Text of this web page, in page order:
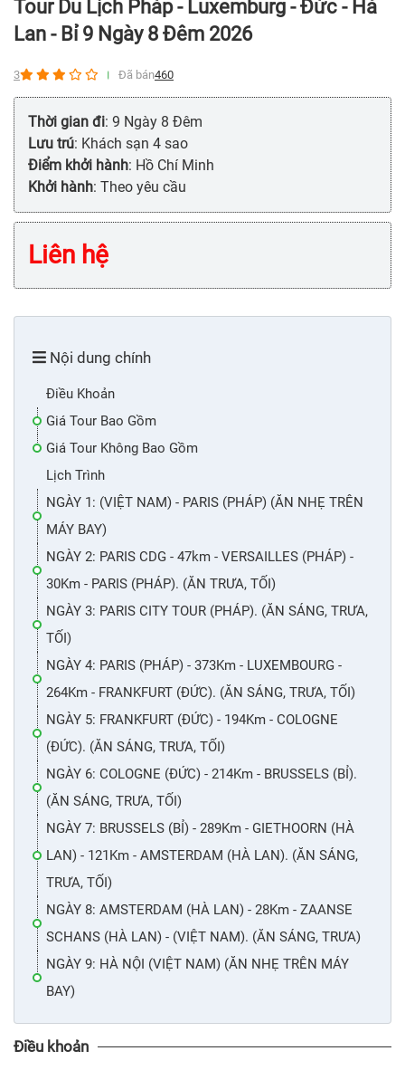
Tour Du Lịch Pháp - Luxemburg - Đức - Hà
Lan - Bỉ 9 Ngày 8 Đêm 2026
3 Đã bán460
Thời gian đi: 9 Ngày 8 Đêm
Lưu trú: Khách sạn 4 sao
Điểm khởi hành: Hồ Chí Minh
Khởi hành: Theo yêu cầu
Liên hệ
Nội dung chính
Điều Khoản
Giá Tour Bao Gồm
Giá Tour Không Bao Gồm
Lịch Trình
NGÀY 1: (VIỆT NAM) - PARIS (PHÁP) (ĂN NHẸ TRÊN
MÁY BAY)
NGÀY 2: PARIS CDG - 47km - VERSAILLES (PHÁP) -
30Km - PARIS (PHÁP). (ĂN TRƯA, TỐI)
NGÀY 3: PARIS CITY TOUR (PHÁP). (ĂN SÁNG, TRƯA,
TỐI)
NGÀY 4: PARIS (PHÁP) - 373Km - LUXEMBOURG -
264Km - FRANKFURT (ĐỨC). (ĂN SÁNG, TRƯA, TỐI)
NGÀY 5: FRANKFURT (ĐỨC) - 194Km - COLOGNE
(ĐỨC). (ĂN SÁNG, TRƯA, TỐI)
NGÀY 6: COLOGNE (ĐỨC) - 214Km - BRUSSELS (BỈ).
(ĂN SÁNG, TRƯA, TỐI)
NGÀY 7: BRUSSELS (BỈ) - 289Km - GIETHOORN (HÀ
LAN) - 121Km - AMSTERDAM (HÀ LAN). (ĂN SÁNG,
TRƯA, TỐI)
NGÀY 8: AMSTERDAM (HÀ LAN) - 28Km - ZAANSE
SCHANS (HÀ LAN) - (VIỆT NAM). (ĂN SÁNG, TRƯA)
NGÀY 9: HÀ NỘI (VIỆT NAM) (ĂN NHẸ TRÊN MÁY
BAY)
Điều khoản